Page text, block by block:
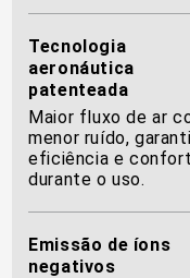
Tecnologia
aeronáutica
patenteada
Maior fluxo de ar
menor ruído,
eficiência e
durante o uso.
Emissão de íons
negativos